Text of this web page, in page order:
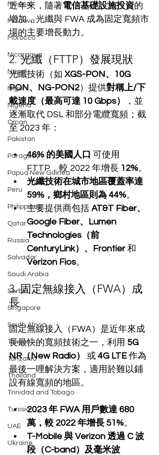
Mexico
Moldova
Morocco
Nicaragua
Nepal
Niger
Nigeria
Oman
Pakistan
Paraguay
Papua New Guinea
Peru
Philippines
Qatar
Russia
Salvador
Saudi Arabia
Serbia
Singapore
South Africa
Taiwan
Tanzania
Thailand
Trinidad and Tobago
Tunisia
UAE
Ukraine
近年來，隨著電信基礎設施投資的
增加，光纖與 FWA 成為固定寬頻市
場的主要增長動力。
2. 光纖（FTTP）發展現狀
光纖技術（如 XGS-PON、10G
PON、NG-PON2）提供對稱上/下
載速度（最高可達 10 Gbps）
，並
逐漸取代 DSL 和部分電纜寬頻；截
至 2023 年：
46% 的美國人口 可使用
FTTP，較 2022 年增長 12%。
光纖技術在城市地區覆蓋率達
59%，鄉村地區則為 44%。
主要提供商包括 AT&T Fiber、
Google Fiber、Lumen
Technologies（前
CenturyLink）、Frontier 和
Verizon Fios。
3. 固定無線接入（FWA）成
長
固定無線接入（FWA）是近年來成
長最快的寬頻技術之一，利用 5G
NR（New Radio）
或 4G LTE 作為
最後一哩解決方案，適用於難以鋪
設有線寬頻的地區。
2023 年 FWA 用戶數達 680
萬，較 2022 年增長 51%。
T-Mobile 與 Verizon 透過 C 波
段（C-band）及毫米波